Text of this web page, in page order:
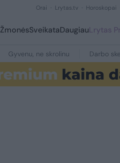
Orai Lrytas.tv Horoskopai
ŽmonėsSveikataDaugiauLrytas
Gyvenu, ne skrolinu Darbo